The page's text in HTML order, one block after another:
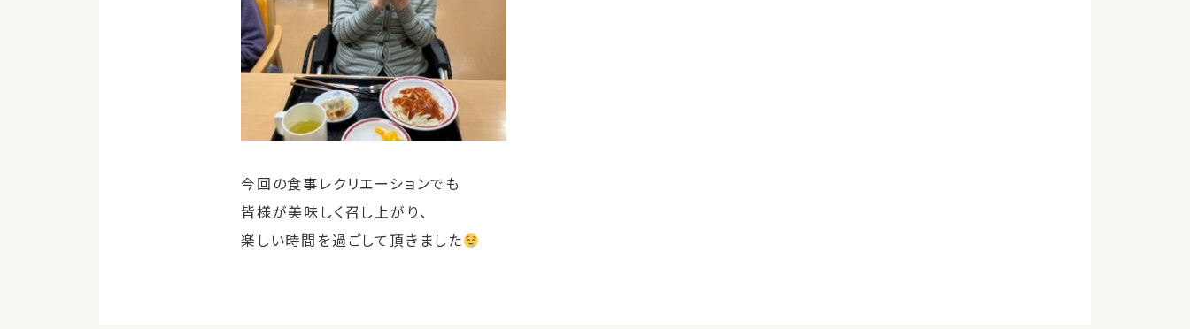
今回の食事レクリエーションでも
皆様が美味しく召し上がり、
楽しい時間を過ごして頂きました